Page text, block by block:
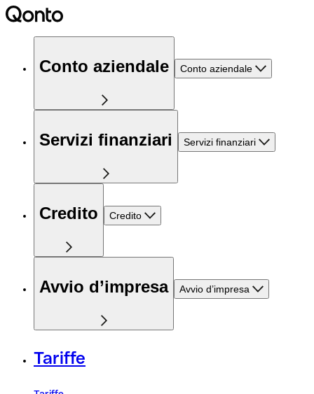
Conto aziendale Conto aziendale
Servizi finanziari Servizi finanziari
Credito Credito
Avvio d’impresa Avvio d’impresa
Tariffe